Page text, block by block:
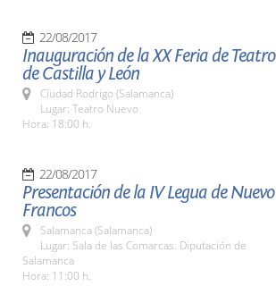
22/08/2017
Inauguración de la XX Feria de Teatro
de Castilla y León
Ciudad Rodrigo (Salamanca)
Lugar: Teatro Nuevo
Hora: 18:00 h.
22/08/2017
Presentación de la IV Legua de Nuevo
Francos
Salamanca (Salamanca)
Lugar: Sala de las Comarcas. Diputación de
Salamanca
Hora: 11:00 h.